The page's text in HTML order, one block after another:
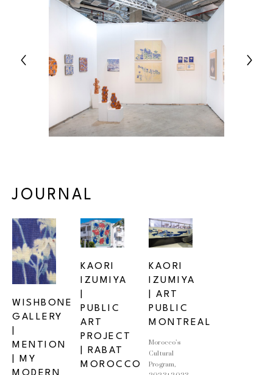
JOURNAL
WISHBONE
GALLERY
MENTION
| MY
KAORI
IZUMIYA
PUBLIC
ART
PROJECT
| RABAT
MOROCCO
KAORI
IZUMIYA
| ART
PUBLIC
MONTREAL
Morocco’s
Cultural
Program,